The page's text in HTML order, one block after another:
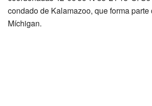
condado de Kalamazoo, que forma
Míchigan.